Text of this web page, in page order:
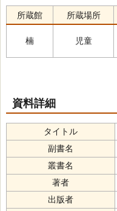
所蔵館 所蔵場所
楠 児童
資料詳細
タイトル
副書名
叢書名
著者
出版者